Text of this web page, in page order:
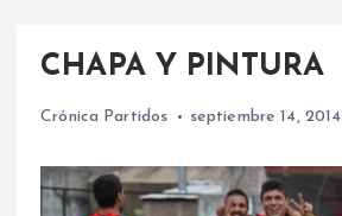
CHAPA Y PINTURA
Crónica Partidos septiembre 14, 2014